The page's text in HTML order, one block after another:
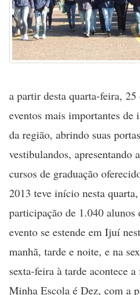
a partir desta quarta-feira,
eventos mais importantes de
da região, abrindo suas
vestibulandos, apresentando
cursos de graduação
2013 teve início nesta
participação de 1.040 alunos
evento se estende em Ijuí
manhã, tarde e noite, e na
sexta-feira à tarde acontece
Minha Escola é Dez, com a